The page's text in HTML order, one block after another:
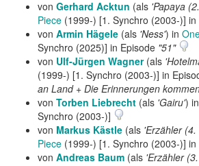
von Gerhard Acktun (als 'Papaya
Piece (1999-) [1. Synchro (2003-)] in
von Armin Hägele (als 'Ness') in
Synchro (2025)] in Episode "51"
von Ulf-Jürgen Wagner(als
(1999-) [1. Synchro (2003-)] in
an Land + Die Erinnerungen
von Torben Liebrecht (als 'Gairu') in
Synchro (2003-)]
von Markus Kästle (als 'Erzähler
Piece (1999-) [1. Synchro (2003-)] in
von Andreas Baum (als 'Erzähler